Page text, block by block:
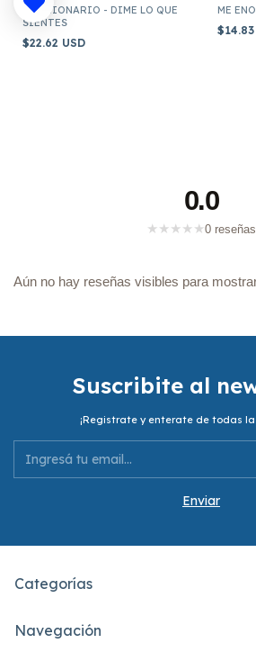
EMOCIONARIO - DIME LO QUE
SIENTES
$22.62 USD
ME
$14.83
0.0
★ ★ ★ ★ ★0 reseñas
Aún no hay reseñas visibles para
Suscribite al
¡Registrate y enterate de todas
Categorías
Navegación